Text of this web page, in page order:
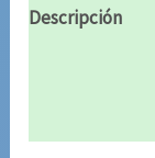
Descripción